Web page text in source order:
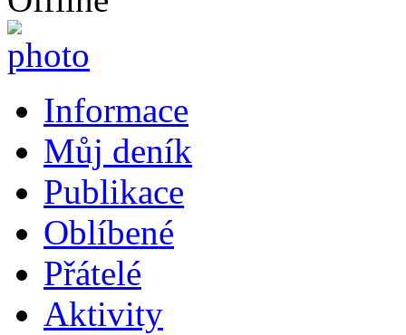
Informace
Můj deník
Publikace
Oblíbené
Přátelé
Aktivity